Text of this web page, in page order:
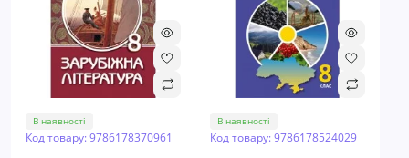
В наявності
Код товару: 9786178370961
В наявності
Код товару: 9786178524029